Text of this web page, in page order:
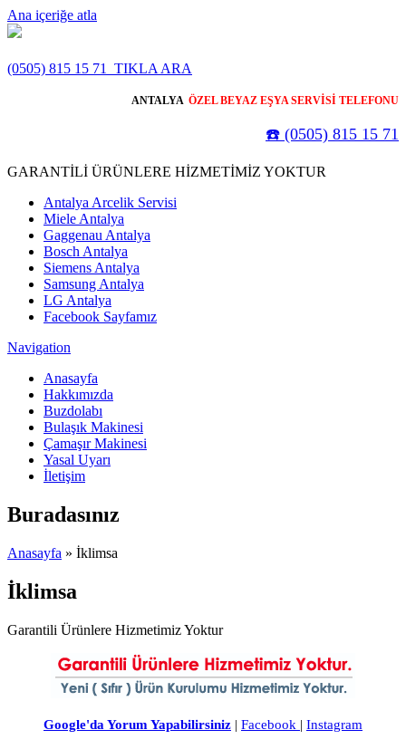
Ana içeriğe atla
(0505) 815 15 71 TIKLA ARA
ANTALYA ÖZEL BEYAZ EŞYA SERVİSİ TELEFONU
☎️ (0505) 815 15 71
GARANTİLİ ÜRÜNLERE HİZMETİMİZ YOKTUR
Antalya Arcelik Servisi
Miele Antalya
Gaggenau Antalya
Bosch Antalya
Siemens Antalya
Samsung Antalya
LG Antalya
Facebook Sayfamız
Navigation
Anasayfa
Hakkımızda
Buzdolabı
Bulaşık Makinesi
Çamaşır Makinesi
Yasal Uyarı
İletişim
Buradasınız
Anasayfa » İklimsa
İklimsa
Garantili Ürünlere Hizmetimiz Yoktur
Google'da Yorum Yapabilirsiniz | Facebook | Instagram